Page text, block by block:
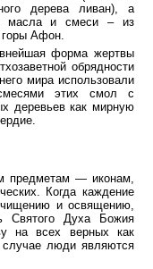
дерева ливан), а
масла и смеси – из
Афон.
форма жертвы
обрядности
мира использовали
этих смол с
деревьев как мирную
предметам — иконам,
Когда каждение
и освящению,
Святого Духа Божия
на всех верных как
люди являются